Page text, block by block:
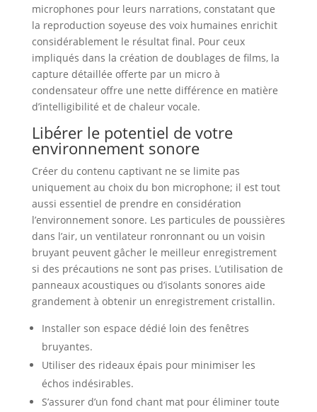
microphones pour leurs narrations, constatant que
la reproduction soyeuse des voix humaines enrichit
considérablement le résultat final. Pour ceux
impliqués dans la création de doublages de films, la
capture détaillée offerte par un micro à
condensateur offre une nette différence en matière
d’intelligibilité et de chaleur vocale.
Libérer le potentiel de votre
environnement sonore
Créer du contenu captivant ne se limite pas
uniquement au choix du bon microphone; il est tout
aussi essentiel de prendre en considération
l’environnement sonore. Les particules de poussières
dans l’air, un ventilateur ronronnant ou un voisin
bruyant peuvent gâcher le meilleur enregistrement
si des précautions ne sont pas prises. L’utilisation de
panneaux acoustiques ou d’isolants sonores aide
grandement à obtenir un enregistrement cristallin.
Installer son espace dédié loin des fenêtres
bruyantes.
Utiliser des rideaux épais pour minimiser les
échos indésirables.
S’assurer d’un fond chant mat pour éliminer toute